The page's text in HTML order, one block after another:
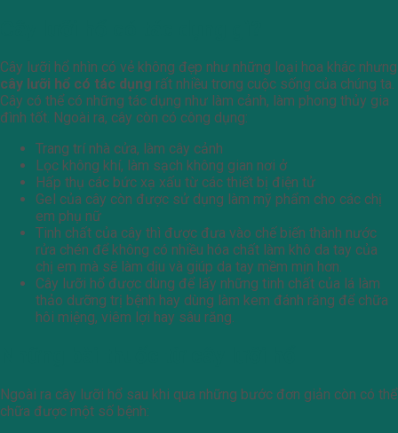
Cây lưỡi hổ nhìn có vẻ không đẹp như những loại hoa khác nhưng
cây lưỡi hổ có tác dụng rất nhiều trong cuộc sống của chúng ta.
Cây có thể có những tác dụng như làm cảnh, làm phong thủy gia
đình tốt. Ngoài ra, cây còn có công dụng:
Trang trí nhà cửa, làm cây cảnh
Lọc không khí, làm sạch không gian nơi ở
Hấp thụ các bức xạ xấu từ các thiết bị điện tử
Gel của cây còn được sử dụng làm mỹ phẩm cho các chị
em phụ nữ
Tinh chất của cây thì được đưa vào chế biến thành nước
rửa chén để không có nhiều hóa chất làm khô da tay của
chị em mà sẽ làm dịu và giúp da tay mềm mịn hơn.
Cây lưỡi hổ được dùng để lấy những tinh chất của lá làm
thảo dưỡng trị bệnh hay dùng làm kem đánh răng để chữa
hôi miệng, viêm lợi hay sâu răng.
Ngoài ra cây lưỡi hổ sau khi qua những bước đơn giản còn có thể
chữa được một số bệnh: